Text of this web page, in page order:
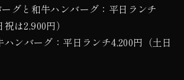
グと和牛ハンバーグ：平日ランチ
は2,900円）
ハンバーグ：平日ランチ4,200円（土日